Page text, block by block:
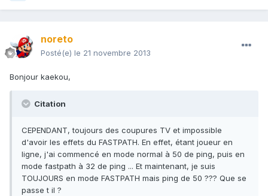
noreto
Posté(e) le 21 novembre 2013
Bonjour kaekou,
Citation
CEPENDANT, toujours des coupures TV et impossible
d'avoir les effets du FASTPATH. En effet, étant joueur en
ligne, j'ai commencé en mode normal à 50 de ping, puis en
mode fastpath à 32 de ping ... Et maintenant, je suis
TOUJOURS en mode FASTPATH mais ping de 50 ??? Que se
passe t il ?